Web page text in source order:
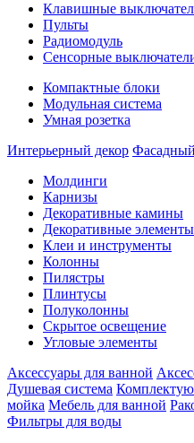
Клавишные
Пульты
Радиомодуль
Сенсорные
Компактные блоки
Модульная система
Умная розетка
Интерьерный декор
Молдинги
Карнизы
Декоративные камины
Декоративные элементы
Клеи и инструменты
Колонны
Пилястры
Плинтусы
Полуколонны
Скрытое освещение
Угловые элементы
Аксессуары для ванной
Душевая система
мойка Мебель для ванной
Фильтры для воды